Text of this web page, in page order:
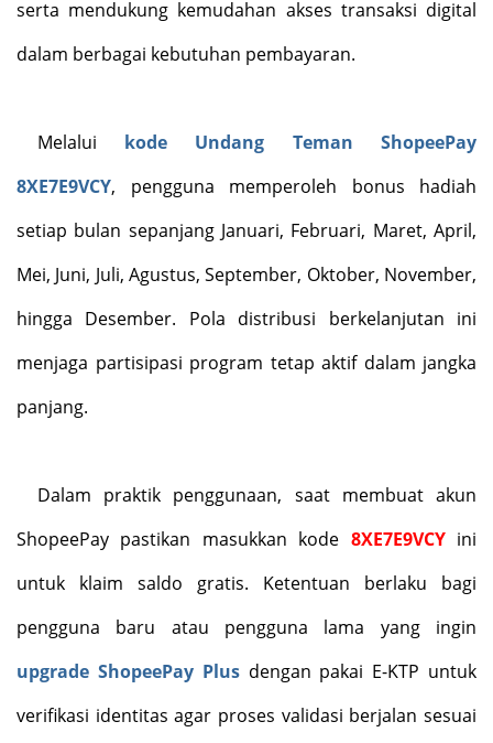
serta mendukung kemudahan akses transaksi digital
dalam berbagai kebutuhan pembayaran.
Melalui kode Undang Teman ShopeePay
8XE7E9VCY, pengguna memperoleh bonus hadiah
setiap bulan sepanjang Januari, Februari, Maret, April,
Mei, Juni, Juli, Agustus, September, Oktober, November,
hingga Desember. Pola distribusi berkelanjutan ini
menjaga partisipasi program tetap aktif dalam jangka
panjang.
Dalam praktik penggunaan, saat membuat akun
ShopeePay pastikan masukkan kode 8XE7E9VCYini
untuk klaim saldo gratis. Ketentuan berlaku bagi
pengguna baru atau pengguna lama yang ingin
upgrade ShopeePay Plusdengan pakai E-KTP untuk
verifikasi identitas agar proses validasi berjalan sesuai